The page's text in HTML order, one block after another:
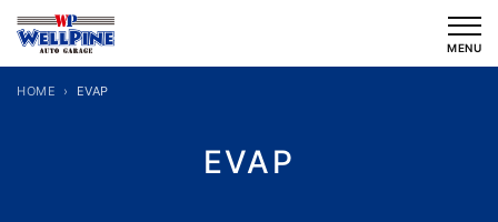
を
MENU
EVAP
HOME EVAP